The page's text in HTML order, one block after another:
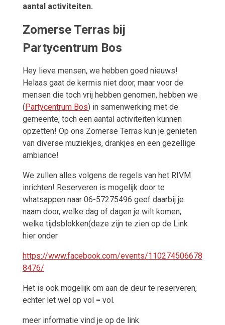
aantal activiteiten.
Zomerse Terras bij
Partycentrum Bos
Hey lieve mensen, we hebben goed nieuws!
Helaas gaat de kermis niet door, maar voor de
mensen die toch vrij hebben genomen, hebben we
( Partycentrum Bos) in samenwerking met de
gemeente, toch een aantal activiteiten kunnen
opzetten! Op ons Zomerse Terras kun je genieten
van diverse muziekjes, drankjes en een gezellige
ambiance!
We zullen alles volgens de regels van het RIVM
inrichten! Reserveren is mogelijk door te
whatsappen naar 06-57275496 geef daarbij je
naam door, welke dag of dagen je wilt komen,
welke tijdsblokken(deze zijn te zien op de Link
hier onder
https://www.facebook.com/events/110274506678
8476/
Het is ook mogelijk om aan de deur te reserveren,
echter let wel op vol = vol.
meer informatie vind je op de link